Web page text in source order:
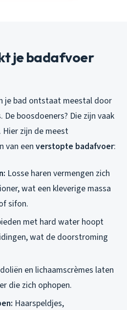
je badafvoer
je bad ontstaat meestal door
boosdoeners? Die zijn vaak
zijn de meest
van een verstopte badafvoer:
Losse haren vermengen zich
wat een kleverige massa
sifon.
met hard water hoopt
wat de doorstroming
en lichaamscrèmes laten
die zich ophopen.
Haarspeldjes,